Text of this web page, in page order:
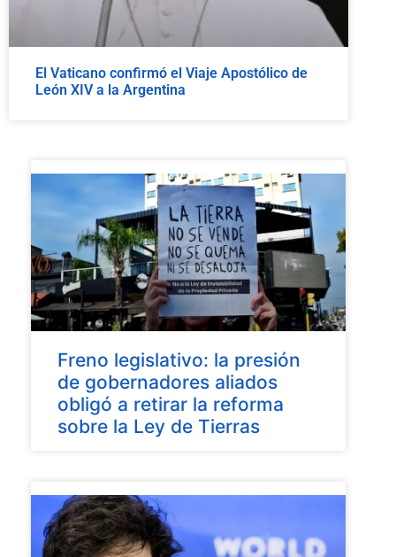
El Vaticano confirmó el Viaje Apostólico de
León XIV a la Argentina
Freno legislativo: la presión
de gobernadores aliados
obligó a retirar la reforma
sobre la Ley de Tierras